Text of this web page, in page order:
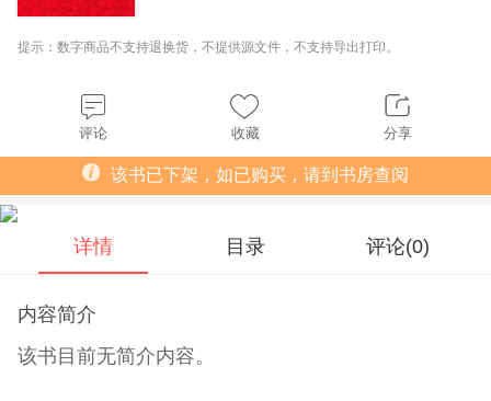
提示：数字商品不支持退换货，不提供源文件，不支持导出打印。
评论 收藏 分享
该书已下架，如已购买，请到书房查阅
详情 目录 评论(0)
内容简介
该书目前无简介内容。